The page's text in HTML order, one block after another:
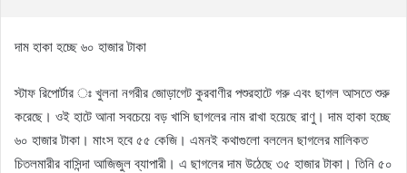
দাম হাকা হচ্ছে ৬০ হাজার টাকা
স্টাফ রিপোর্টার ঃ খুলনা নগরীর জোড়াগেট কুরবাণীর পশুরহাটে গরু এবং ছাগল আসতে শুরু
করেছে। ওই হাটে আনা সবচেয়ে বড় খাসি ছাগলের নাম রাখা হয়েছে রাণু। দাম হাকা হচ্ছে
৬০ হাজার টাকা। মাংস হবে ৫৫ কেজি। এমনই কথাগুলো বললেন ছাগলের মালিকত
চিতলমারীর বাসিন্দা আজিজুল ব্যাপারী। এ ছাগলের দাম উঠেছে ৩৫ হাজার টাকা। তিনি ৫০